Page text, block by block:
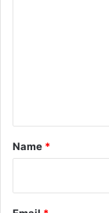
*
Name *